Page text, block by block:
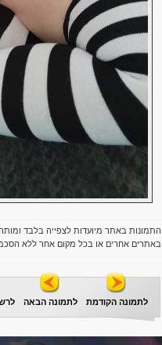
התמונות באתר מיועדות לצפייה בלבד
באתרים אחרים או בכל מקום אחר ללא
לתמונה הקודמת לתמונה הבאה